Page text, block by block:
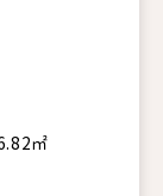
㎡